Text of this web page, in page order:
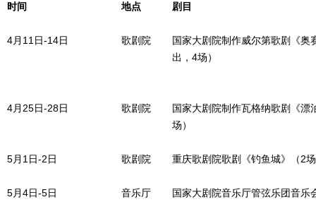
时间 地点 剧目
4月11日-14日 歌剧院
国家大剧院制作威尔第歌剧《奥
出，4场）
4月25日-28日 歌剧院
国家大剧院制作瓦格纳歌剧《漂
场）
5月1日-2日 歌剧院 重庆歌剧院歌剧《钓鱼城》（2
5月4日-5日 音乐厅
国家大剧院音乐厅管弦乐团音乐